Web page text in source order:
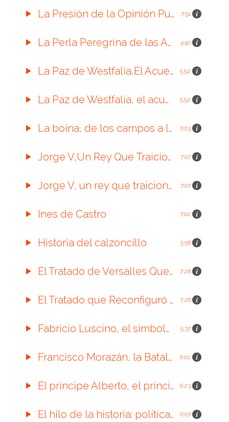
La Presión de la Opinión Publica,Poder que Puede Cambiar La Historia. 7:51
La Perla Peregrina de las Aguas Panameñas. 4:40
La Paz de Westfalia,El Acuerdo que Cambio La Diplomacia. 5:52
La Paz de Westfalia, el acuerdo que cambio la diplomacia 5:52
La boina, de los campos a la Revolución 6:03
Jorge V,Un Rey Que Traiciono a su Primo. 7:07
Jorge V, un rey que traicionó a su primo 7:07
Ines de Castro 7:02
Historia del calzoncillo 5:58
El Tratado de Versalles Que reconfiguro el Mundo. 7:28
El Tratado que Reconfiguró el Mundo 7:28
Fabricio Luscino, el símbolo romano. 5:37
Francisco Morazán, la Batalla de La Trinidad. 6:02
El príncipe Alberto, el príncipe encantado 6:23
El hilo de la historia: política, comercio y sociedad 6:07